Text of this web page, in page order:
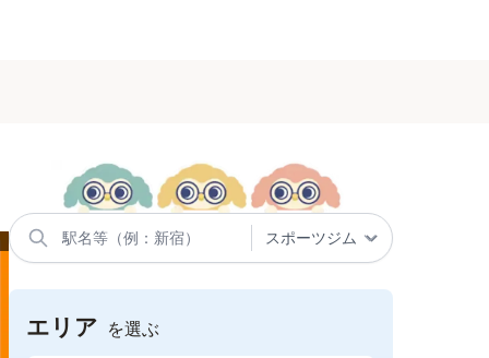
エリア を選ぶ